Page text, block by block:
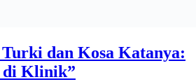
dan Kosa Katanya:
di Klinik”